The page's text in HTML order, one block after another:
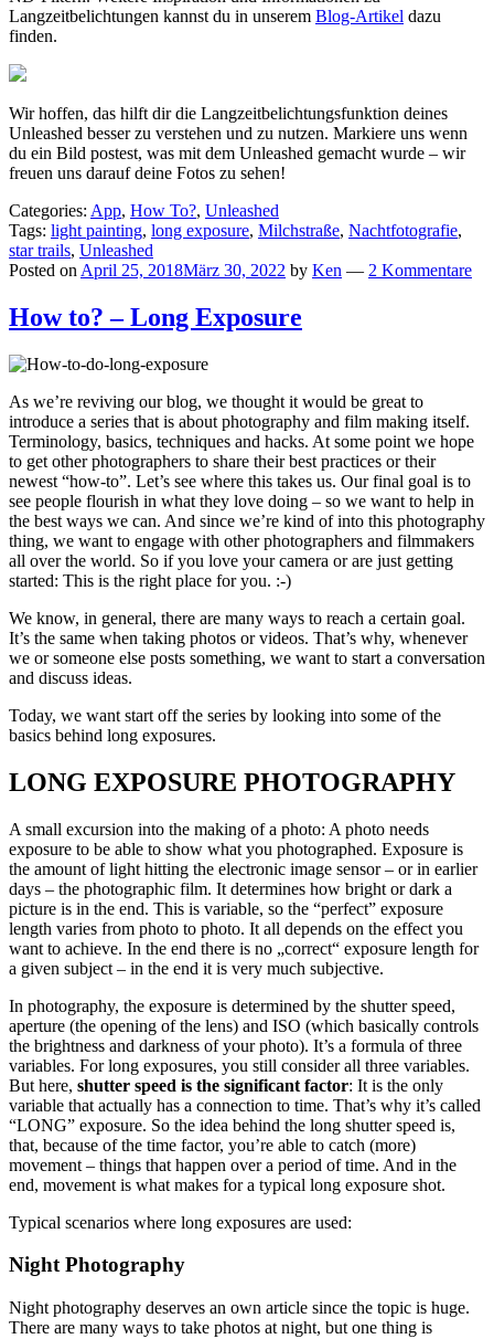
Langzeitbelichtungen kannst du in unserem Blog-Artikel dazu
finden.
Wir hoffen, das hilft dir die Langzeitbelichtungsfunktion deines
Unleashed besser zu verstehen und zu nutzen. Markiere uns wenn
du ein Bild postest, was mit dem Unleashed gemacht wurde – wir
freuen uns darauf deine Fotos zu sehen!
Categories: App, How To?, Unleashed
Tags: light painting, long exposure, Milchstraße, Nachtfotografie,
star trails, Unleashed
Posted on April 25, 2018März 30, 2022 by Ken — 2 Kommentare
How to? – Long Exposure
As we’re reviving our blog, we thought it would be great to
introduce a series that is about photography and film making itself.
Terminology, basics, techniques and hacks. At some point we hope
to get other photographers to share their best practices or their
newest “how-to”. Let’s see where this takes us. Our final goal is to
see people flourish in what they love doing – so we want to help in
the best ways we can. And since we’re kind of into this photography
thing, we want to engage with other photographers and filmmakers
all over the world. So if you love your camera or are just getting
started: This is the right place for you. :-)
We know, in general, there are many ways to reach a certain goal.
It’s the same when taking photos or videos. That’s why, whenever
we or someone else posts something, we want to start a conversation
and discuss ideas.
Today, we want start off the series by looking into some of the
basics behind long exposures.
LONG EXPOSURE PHOTOGRAPHY
A small excursion into the making of a photo: A photo needs
exposure to be able to show what you photographed. Exposure is
the amount of light hitting the electronic image sensor – or in earlier
days – the photographic film. It determines how bright or dark a
picture is in the end. This is variable, so the “perfect” exposure
length varies from photo to photo. It all depends on the effect you
want to achieve. In the end there is no „correct“ exposure length for
a given subject – in the end it is very much subjective.
In photography, the exposure is determined by the shutter speed,
aperture (the opening of the lens) and ISO (which basically controls
the brightness and darkness of your photo). It’s a formula of three
variables. For long exposures, you still consider all three variables.
But here, shutter speed is the significant factor: It is the only
variable that actually has a connection to time. That’s why it’s called
“LONG” exposure. So the idea behind the long shutter speed is,
that, because of the time factor, you’re able to catch (more)
movement – things that happen over a period of time. And in the
end, movement is what makes for a typical long exposure shot.
Typical scenarios where long exposures are used:
Night Photography
Night photography deserves an own article since the topic is huge.
There are many ways to take photos at night, but one thing is